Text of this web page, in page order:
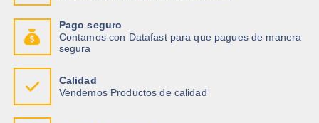
Pago seguro
Contamos con Datafast para que pagues de manera
segura
Calidad
Vendemos Productos de calidad